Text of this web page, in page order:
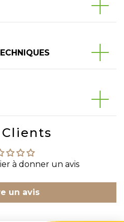
à donner un avis
un avis